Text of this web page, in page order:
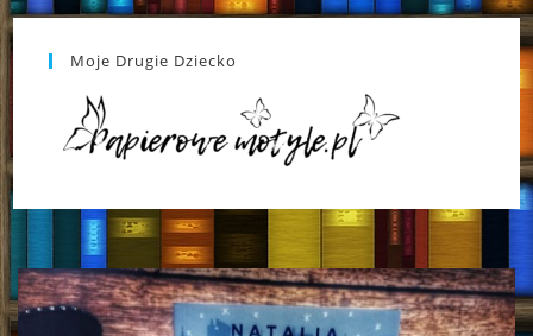
Moje Drugie Dziecko